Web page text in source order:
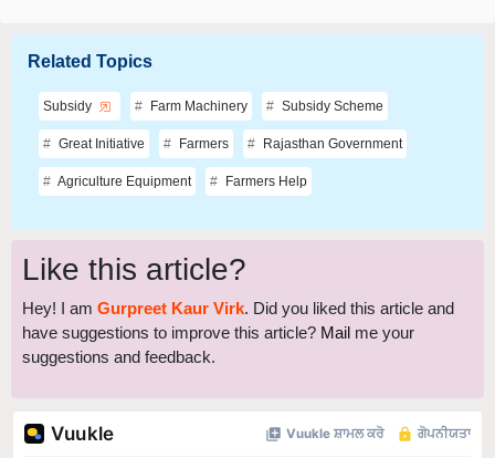
Related Topics
Subsidy Farm Machinery Subsidy Scheme
Great Initiative Farmers Rajasthan Government
Agriculture Equipment Farmers Help
Like this article?
Hey! I am Gurpreet Kaur Virk. Did you liked this article and
have suggestions to improve this article? Mail me your
suggestions and feedback.